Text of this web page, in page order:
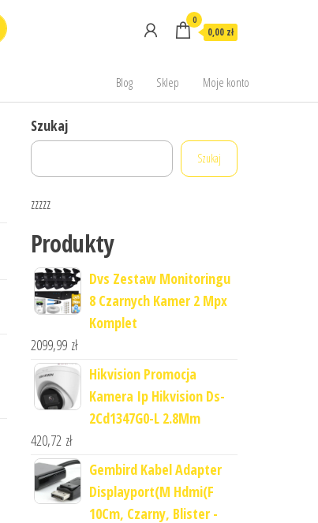
0
0,00 zł
Blog Sklep Moje konto
Szukaj
Szukaj
zzzzz
Produkty
Dvs Zestaw Monitoringu
8 Czarnych Kamer 2 Mpx
Komplet
2099,99 zł
Hikvision Promocja
Kamera Ip Hikvision Ds-
2Cd1347G0-L 2.8Mm
420,72 zł
Gembird Kabel Adapter
Displayport(M Hdmi(F
10Cm, Czarny, Blister -